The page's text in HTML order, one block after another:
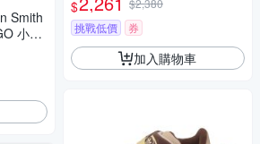
Smith
小花
$
$2,380
挑戰低價
券
加入購物車